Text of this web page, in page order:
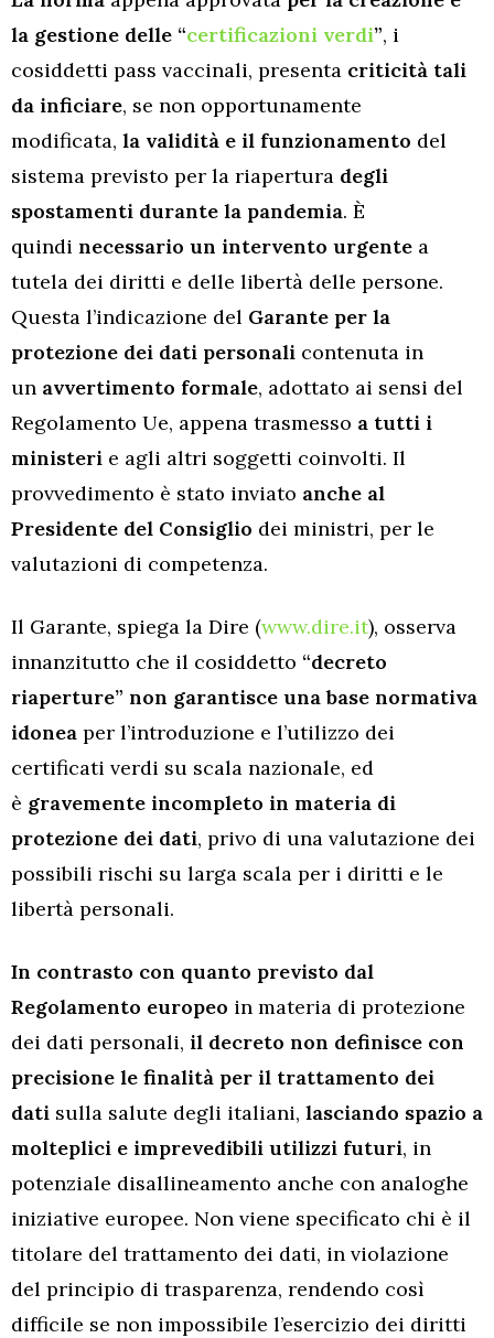
la gestione delle “certificazioni verdi”, i
cosiddetti pass vaccinali, presenta criticità tali
da inficiare, se non opportunamente
modificata, la validità e il funzionamento del
sistema previsto per la riapertura degli
spostamenti durante la pandemia. È
quindi necessario un intervento urgente a
tutela dei diritti e delle libertà delle persone.
Questa l’indicazione del Garante per la
protezione dei dati personali contenuta in
un avvertimento formale, adottato ai sensi del
Regolamento Ue, appena trasmesso a tutti i
ministeri e agli altri soggetti coinvolti. Il
provvedimento è stato inviato anche al
Presidente del Consiglio dei ministri, per le
valutazioni di competenza.
Il Garante, spiega la Dire (www.dire.it), osserva
innanzitutto che il cosiddetto “decreto
riaperture” non garantisce una base normativa
idonea per l’introduzione e l’utilizzo dei
certificati verdi su scala nazionale, ed
è gravemente incompleto in materia di
protezione dei dati, privo di una valutazione dei
possibili rischi su larga scala per i diritti e le
libertà personali.
In contrasto con quanto previsto dal
Regolamento europeo in materia di protezione
dei dati personali, il decreto non definisce con
precisione le finalità per il trattamento dei
dati sulla salute degli italiani, lasciando spazio a
molteplici e imprevedibili utilizzi futuri, in
potenziale disallineamento anche con analoghe
iniziative europee. Non viene specificato chi è il
titolare del trattamento dei dati, in violazione
del principio di trasparenza, rendendo così
difficile se non impossibile l’esercizio dei diritti